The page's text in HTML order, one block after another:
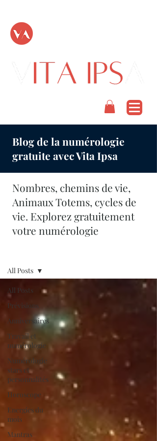
Blog de la numérologie
gratuite avec Vita Ipsa
Nombres, chemins de vie,
Animaux Totems, cycles de
vie. Explorez gratuitement
votre numérologie
All Posts
Prévisions
Anniversaires
Travail et
numérologie
Numérologie
stars et
personnalités
Horoscope
Energies du
mois
Mantras
All Posts